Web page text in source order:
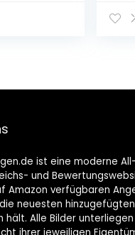
aus
ist eine moderne
und
Amazon verfügbaren
neuesten
hält. Alle Bilder